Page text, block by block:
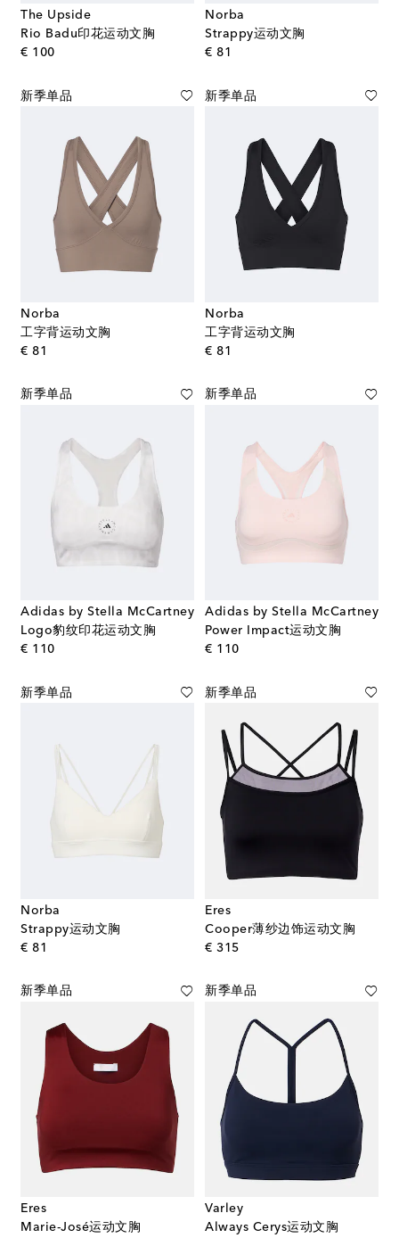
The Upside
Rio Badu印花运动文胸
€ 100original price
Norba
Strappy运动文胸
€ 81
新季单品
Norba
工字背运动文胸
€ 81
新季单品
Norba
工字背运动文胸
€ 81
新季单品
Adidas by Stella McCartney
Logo豹纹印花运动文胸
€ 110original price
新季单品
Adidas by Stella McCartney
Power Impact运动文胸
€ 110original price
新季单品
Norba
Strappy运动文胸
€ 81
新季单品
Eres
Cooper薄纱边饰运动文胸
€ 315original price
新季单品
Eres
Marie-José运动文胸
新季单品
Varley
Always Cerys运动文胸